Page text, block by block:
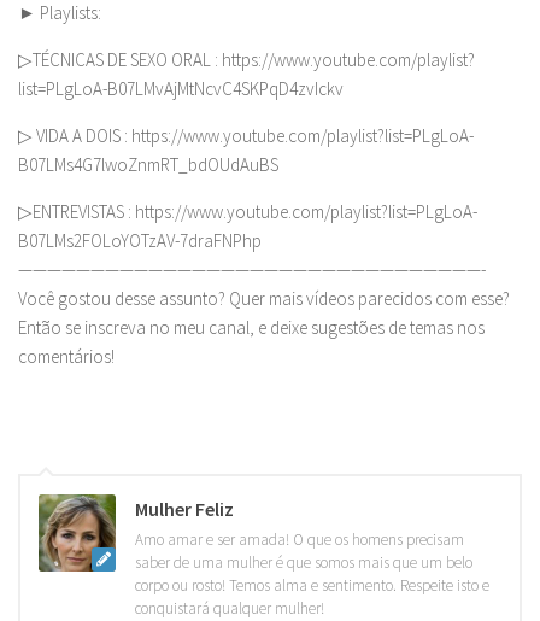
► Playlists:
▷TÉCNICAS DE SEXO ORAL : https://www.youtube.com/playlist?
list=PLgLoA-B07LMvAjMtNcvC4SKPqD4zvIckv
▷ VIDA A DOIS : https://www.youtube.com/playlist?list=PLgLoA-
B07LMs4G7lwoZnmRT_bdOUdAuBS
▷ENTREVISTAS : https://www.youtube.com/playlist?list=PLgLoA-
B07LMs2FOLoYOTzAV-7draFNPhp
————————————————————————————————-
Você gostou desse assunto? Quer mais vídeos parecidos com esse?
Então se inscreva no meu canal, e deixe sugestões de temas nos
comentários!
Mulher Feliz
Amo amar e ser amada! O que os homens precisam
saber de uma mulher é que somos mais que um belo
corpo ou rosto! Temos alma e sentimento. Respeite isto e
conquistará qualquer mulher!